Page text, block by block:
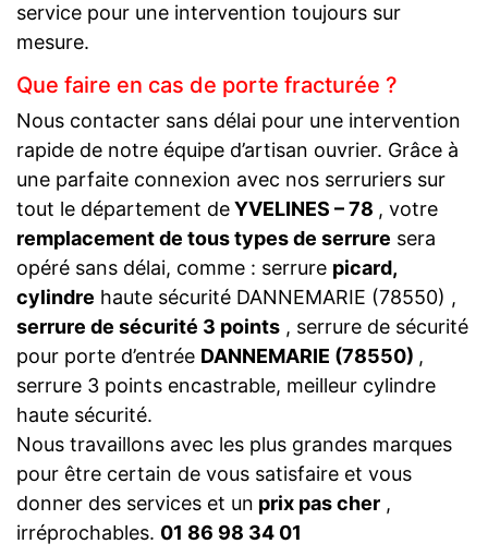
service pour une intervention toujours sur
mesure.
Que faire en cas de porte fracturée ?
Nous contacter sans délai pour une intervention
rapide de notre équipe d’artisan ouvrier. Grâce à
une parfaite connexion avec nos serruriers sur
tout le département deYVELINES – 78 , votre
remplacement de tous types de serrure sera
opéré sans délai, comme : serrure picard,
cylindre haute sécurité DANNEMARIE (78550) ,
serrure de sécurité 3 points , serrure de sécurité
pour porte d’entrée DANNEMARIE (78550) ,
serrure 3 points encastrable, meilleur cylindre
haute sécurité.
Nous travaillons avec les plus grandes marques
pour être certain de vous satisfaire et vous
donner des services et un prix pas cher ,
irréprochables. 01 86 98 34 01